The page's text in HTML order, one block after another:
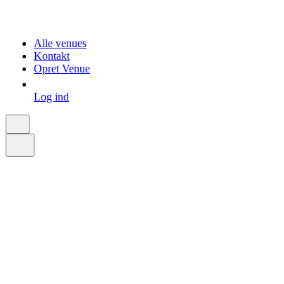
Alle venues
Kontakt
Opret Venue
Log ind